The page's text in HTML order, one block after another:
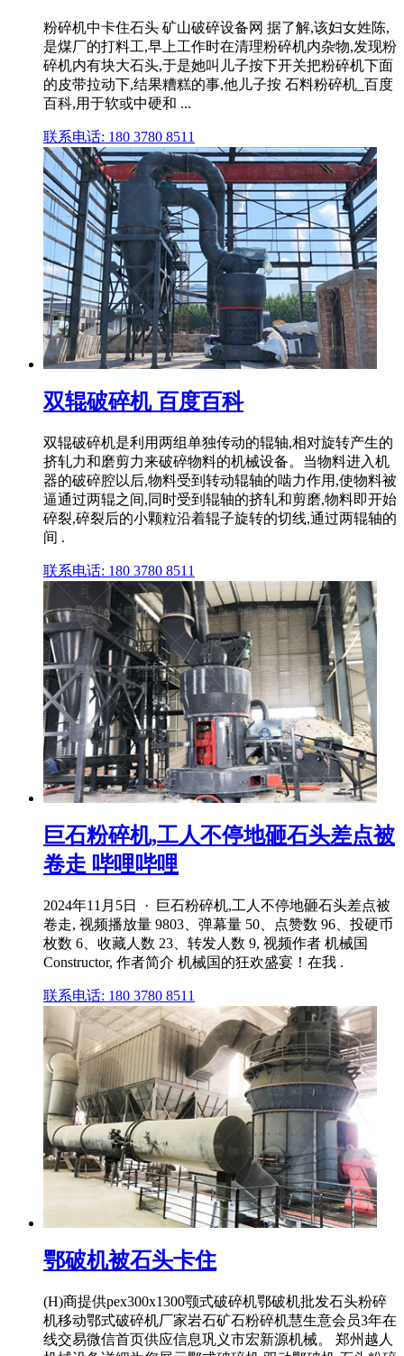
粉碎机中卡住石头 矿山破碎设备网 据了解,该妇女姓陈,
是煤厂的打料工,早上工作时在清理粉碎机内杂物,发现粉
碎机内有块大石头,于是她叫儿子按下开关把粉碎机下面
的皮带拉动下,结果糟糕的事,他儿子按 石料粉碎机_百度
百科,用于软或中硬和 ...
联系电话: 180 3780 8511
双辊破碎机 百度百科
双辊破碎机是利用两组单独传动的辊轴,相对旋转产生的
挤轧力和磨剪力来破碎物料的机械设备。当物料进入机
器的破碎腔以后,物料受到转动辊轴的啮力作用,使物料被
逼通过两辊之间,同时受到辊轴的挤轧和剪磨,物料即开始
碎裂,碎裂后的小颗粒沿着辊子旋转的切线,通过两辊轴的
间 .
联系电话: 180 3780 8511
巨石粉碎机,工人不停地砸石头差点被
卷走 哔哩哔哩
2024年11月5日 · 巨石粉碎机,工人不停地砸石头差点被
卷走, 视频播放量 9803、弹幕量 50、点赞数 96、投硬币
枚数 6、收藏人数 23、转发人数 9, 视频作者 机械国
Constructor, 作者简介 机械国的狂欢盛宴！在我 .
联系电话: 180 3780 8511
鄂破机被石头卡住
(H)商提供pex300x1300颚式破碎机鄂破机批发石头粉碎
机移动鄂式破碎机厂家岩石矿石粉碎机慧生意会员3年在
线交易微信首页供应信息巩义市宏新源机械。 郑州越人